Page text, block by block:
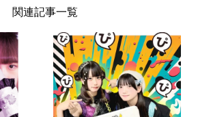
関連記事一覧